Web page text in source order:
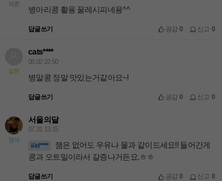
지존
병아리콩 활용 꿀레시피네용^^
답글쓰기 공감0 신고 0
입문
cats****
08.02 22:50
병알콩 정말 맛있는거같아요~!
답글쓰기 공감0 신고 0
정석
서울의달
07.31 13:15
iiid****
잼은 없어도 우유나 물과 같이드세요!! 들어간게
콩과 오트밀이라서 갈증나거든요.ㅎㅎ
답글쓰기 공감0 신고 0